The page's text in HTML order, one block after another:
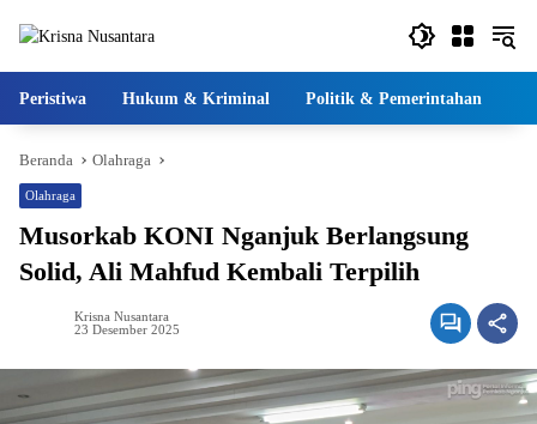
Peristiwa Hukum & Kriminal Politik & Pemerintahan
Beranda Olahraga
Olahraga
Musorkab KONI Nganjuk Berlangsung
Solid, Ali Mahfud Kembali Terpilih
Krisna Nusantara
23 Desember 2025